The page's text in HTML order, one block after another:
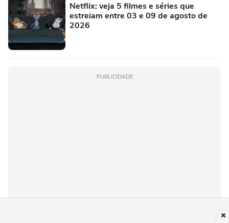
Netflix: veja 5 filmes e séries que
estreiam entre 03 e 09 de agosto de
2026
PUBLICIDADE